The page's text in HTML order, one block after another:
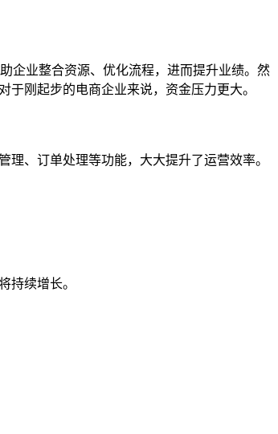
企业整合资源、优化流程，进而提升业绩。然
刚起步的电商企业来说，资金压力更大。
、订单处理等功能，大大提升了运营效率。
持续增长。